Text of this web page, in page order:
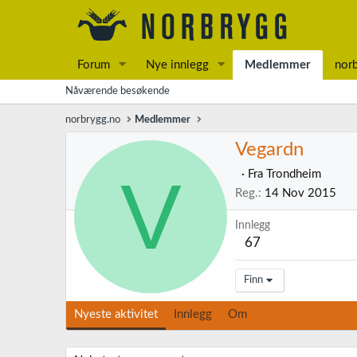
Forum Nye innlegg Medlemmer
Nåværende besøkende
norbrygg.no Medlemmer
V
Vegardn
· Fra
Trondheim
Reg.
14 Nov 2015
Innlegg
67
Finn
Nyeste aktivitet Innlegg Om